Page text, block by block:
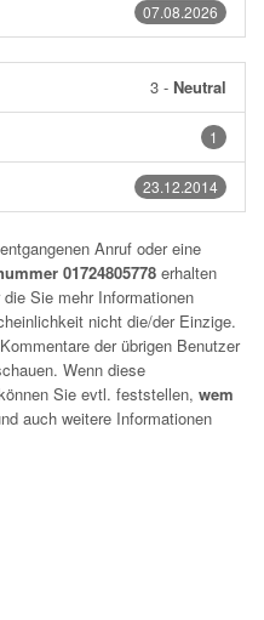
07.08.2026
3 - Neutral
1
23.12.2014
Anruf oder eine
01724805778 erhalten
Sie mehr Informationen
nicht die/der Einzige.
der übrigen Benutzer
Wenn diese
Sie evtl. feststellen, wem
auch weitere Informationen